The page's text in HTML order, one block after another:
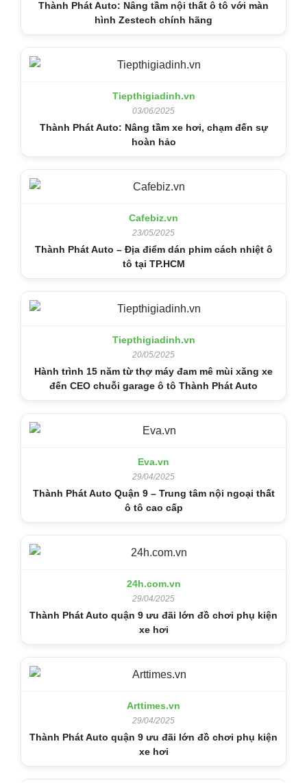
Thành Phát Auto: Nâng tầm nội thất ô tô với màn
hình Zestech chính hãng
Tiepthigiadinh.vn
03/06/2025
Thành Phát Auto: Nâng tầm xe hơi, chạm đến sự
hoàn hảo
Cafebiz.vn
23/05/2025
Thành Phát Auto – Địa điểm dán phim cách nhiệt ô
tô tại TP.HCM
Tiepthigiadinh.vn
20/05/2025
Hành trình 15 năm từ thợ máy đam mê mùi xăng xe
đến CEO chuỗi garage ô tô Thành Phát Auto
Eva.vn
29/04/2025
Thành Phát Auto Quận 9 – Trung tâm nội ngoại thất
ô tô cao cấp
24h.com.vn
29/04/2025
Thành Phát Auto quận 9 ưu đãi lớn đồ chơi phụ kiện
xe hơi
Arttimes.vn
29/04/2025
Thành Phát Auto quận 9 ưu đãi lớn đồ chơi phụ kiện
xe hơi